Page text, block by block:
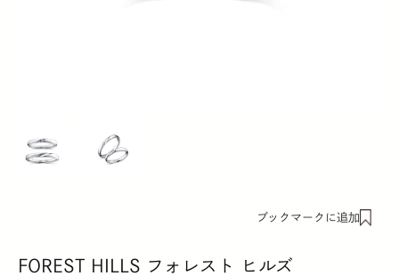
ブックマークに追加
FOREST HILLS フォレスト ヒルズ